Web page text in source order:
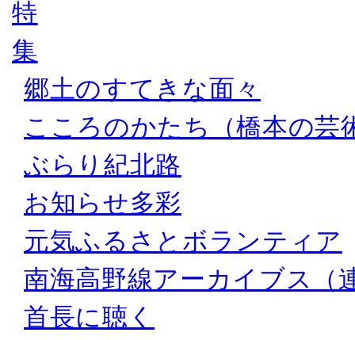
郷土のすてきな面々
こころのかたち（橋本の芸
ぶらり紀北路
お知らせ多彩
元気ふるさとボランティア
南海高野線アーカイブス（
首長に聴く